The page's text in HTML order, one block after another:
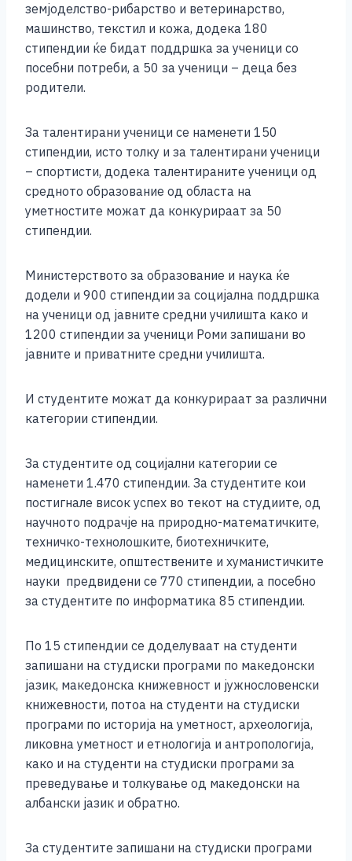
земјоделство-рибарство и ветеринарство,
машинство, текстил и кожа, додека 180
стипендии ќе бидат поддршка за ученици со
посебни потреби, а 50 за ученици – деца без
родители.
За талентирани ученици се наменети 150
стипендии, исто толку и за талентирани ученици
– спортисти, додека талентираните ученици од
средното образование од областа на
уметностите можат да конкурираат за 50
стипендии.
Министерството за образование и наука ќе
додели и 900 стипендии за социјална поддршка
на ученици од јавните средни училишта како и
1200 стипендии за ученици Роми запишани во
јавните и приватните средни училишта.
И студентите можат да конкурираат за различни
категории стипендии.
За студентите од социјални категории се
наменети 1.470 стипендии. За студентите кои
постигнале висок успех во текот на студиите, од
научното подрачје на природно-математичките,
техничко-технолошките, биотехничките,
медицинските, општествените и хуманистичките
науки предвидени се 770 стипендии, а посебно
за студентите по информатика 85 стипендии.
По 15 стипендии се доделуваат на студенти
запишани на студиски програми по македонски
јазик, македонска книжевност и јужнословенски
книжевности, потоа на студенти на студиски
програми по историја на уметност, археологија,
ликовна уметност и етнологија и антропологија,
како и на студенти на студиски програми за
преведување и толкување од македонски на
албански јазик и обратно.
За студентите запишани на студиски програми